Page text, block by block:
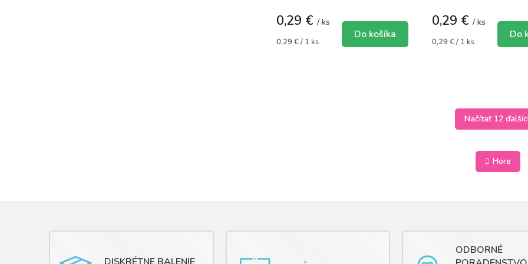
0,29 € / ks
Jednotková
0,29 € / 1 ks
Do košíka
0,29 € / ks
Jednotková
0,29 € / 1 ks
Do
v
l
e
p
r
Načítať 12
Hore
ODBORNÉ